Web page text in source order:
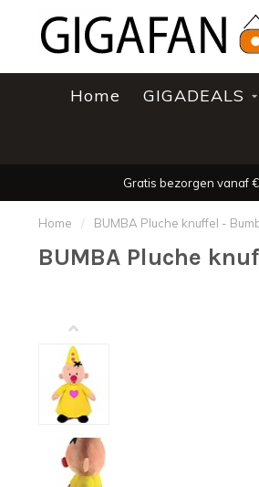
Home GIGADEALS
Gratis bezorgen vanaf
Home / BUMBA Pluche knuffel -
BUMBA Pluche